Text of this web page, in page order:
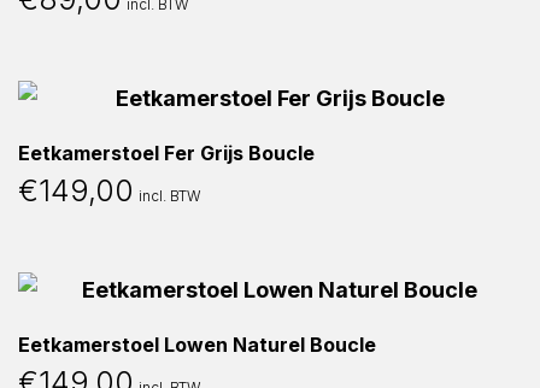
incl. BTW
Eetkamerstoel Fer Grijs Boucle
€149,00 incl. BTW
Eetkamerstoel Lowen Naturel Boucle